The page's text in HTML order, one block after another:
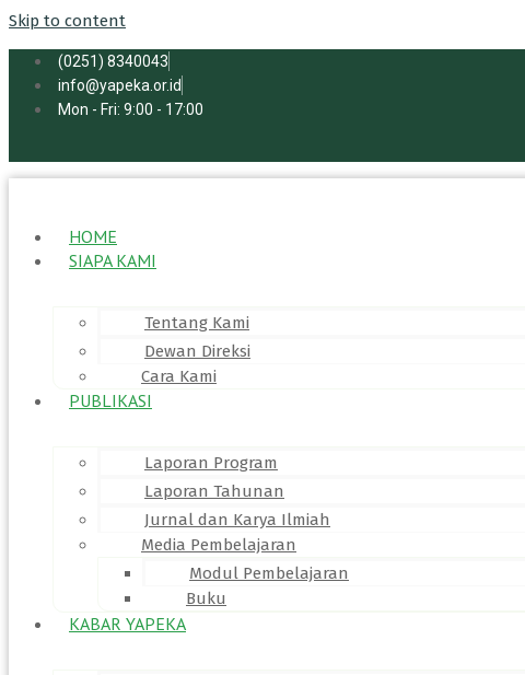
Skip to content
(0251) 8340043
info@yapeka.or.id
Mon - Fri: 9:00 - 17:00
HOME
SIAPA KAMI
Tentang Kami
Dewan Direksi
Cara Kami
PUBLIKASI
Laporan Program
Laporan Tahunan
Jurnal dan Karya Ilmiah
Media Pembelajaran
Modul Pembelajaran
Buku
KABAR YAPEKA